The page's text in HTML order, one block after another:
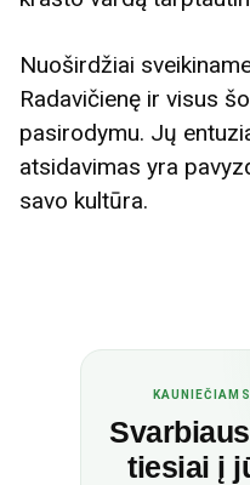
Nuoširdžiai
Radavičienę ir visus
pasirodymu. Jų
atsidavimas yra
savo kultūra.
tiesiai į